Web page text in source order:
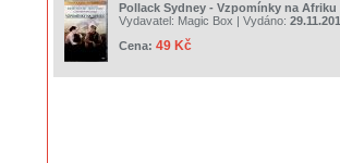
Pollack Sydney - Vzpomínky na Afriku
Vydavatel: Magic Box | Vydáno:
Cena: 49 Kč